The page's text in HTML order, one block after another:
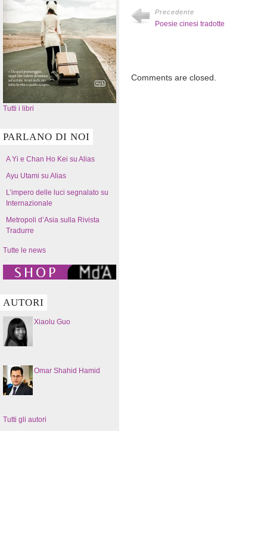
Tutti i libri
PARLANO DI NOI
A Yi e Chan Ho Kei su Alias
Ayu Utami su Alias
L’impero delle luci segnalato su
Internazionale
Metropoli d’Asia sulla Rivista
Tradurre
Tutte le news
AUTORI
Xiaolu Guo
Omar Shahid Hamid
Tutti gli autori
Precedente
Poesie cinesi tradotte
Comments are closed.